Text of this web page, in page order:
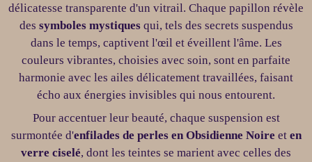
délicatesse transparente d'un vitrail. Chaque papillon révèle
des symboles mystiquesqui, tels des secrets suspendus
dans le temps, captivent l'œil et éveillent l'âme. Les
couleurs vibrantes, choisies avec soin, sont en parfaite
harmonie avec les ailes délicatement travaillées, faisant
écho aux énergies invisibles qui nous entourent.
Pour accentuer leur beauté, chaque suspension est
surmontée d'enfilades de perles en Obsidienne Noire et en
verre ciselé, dont les teintes se marient avec celles des